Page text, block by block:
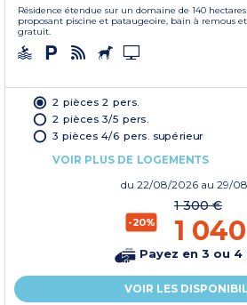
Résidence étendue sur un domaine de 140
proposant piscine et pataugeoire, bain à remous
gratuit.
2 pièces 2 pers.
2 pièces 3/5 pers.
3 pièces 4/6 pers. supérieur
VOIR PLUS DE LOGEMENTS
du 22/08/2026 au 29/
-20%
1 300 €
1
Payez en 3 ou 4
VOIR LES